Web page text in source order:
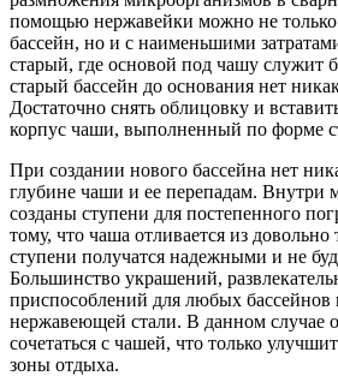
помощью нержавейки можно не только
бассейн, но и с наименьшими
старый, где основой под чашу служит
старый бассейн до основания нет
Достаточно снять облицовку и
корпус чаши, выполненный по форме
При создании нового бассейна нет
глубине чаши и ее перепадам. Внутри
созданы ступени для постепенного
тому, что чаша отливается из довольно
ступени получатся надежными и не
Большинство украшений,
приспособлений для любых бассейнов
нержавеющей стали. В данном случае
сочетаться с чашей, что только
зоны отдыха.